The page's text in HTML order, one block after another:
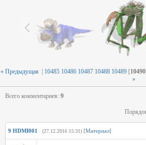
« Предыдущая 10485 10486 10487 10488 10489[10490]
»
Всего комментариев: 9
9 HDMI001 (27.12.2016 15:31) [Материал]